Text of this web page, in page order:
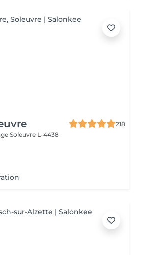
218
Soleuvre L-4438